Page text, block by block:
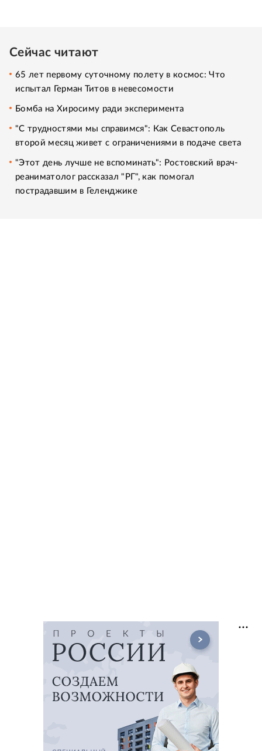
Сейчас читают
65 лет первому суточному полету в космос: Что
испытал Герман Титов в невесомости
Бомба на Хиросиму ради эксперимента
"С трудностями мы справимся": Как Севастополь
второй месяц живет с ограничениями в подаче света
"Этот день лучше не вспоминать": Ростовский врач-
реаниматолог рассказал "РГ", как помогал
пострадавшим в Геленджике